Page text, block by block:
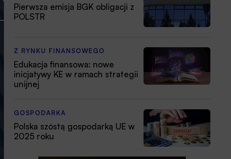
Pierwsza emisja BGK obligacji z
POLSTR
Z RYNKU FINANSOWEGO
Edukacja finansowa: nowe
inicjatywy KE w ramach strategii
unijnej
GOSPODARKA
Polska szóstą gospodarką UE w
2025 roku